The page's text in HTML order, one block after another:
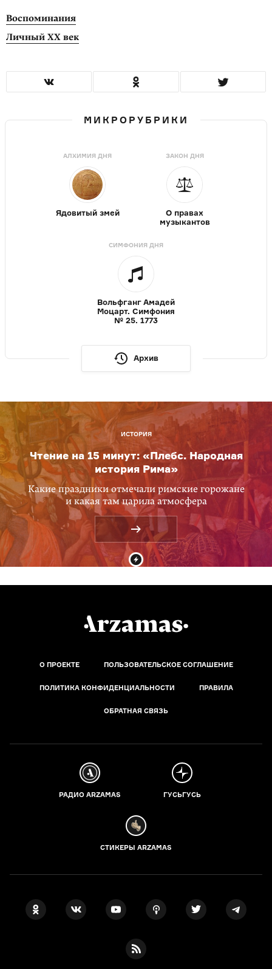
Воспоминания
Личный XX век
МИКРОРУБРИКИ
АЛХИМИЯ ДНЯ
Ядовитый змей
ЗАКОН ДНЯ
О правах
музыкантов
СИМФОНИЯ ДНЯ
Вольфганг Амадей
Моцарт. Симфония
№ 25. 1773
Архив
ИСТОРИЯ
Чтение на 15 минут: «Плебс. Народная
история Рима»
Какие праздники отмечали римские горожане
и какая там царила атмосфера
О ПРОЕКТЕ ПОЛЬЗОВАТЕЛЬСКОЕ СОГЛАШЕНИЕ
ПОЛИТИКА КОНФИДЕНЦИАЛЬНОСТИ ПРАВИЛА
ОБРАТНАЯ СВЯЗЬ
РАДИО ARZAMAS ГУСЬГУСЬ
СТИКЕРЫ ARZAMAS